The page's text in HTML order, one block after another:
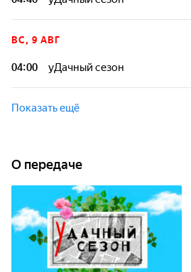
ВС, 9 АВГ
04:00 уДачный сезон
Показать ещё
О передаче